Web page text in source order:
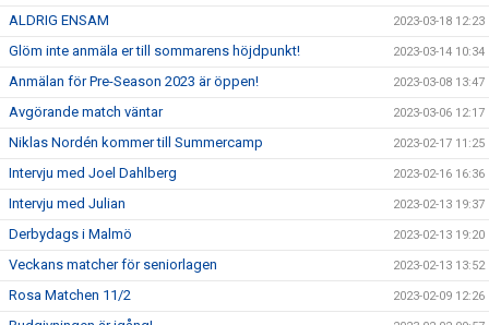
ALDRIG ENSAM 2023-03-18 12:23
Glöm inte anmäla er till sommarens höjdpunkt! 2023-03-14 10:34
Anmälan för Pre-Season 2023 är öppen! 2023-03-08 13:47
Avgörande match väntar 2023-03-06 12:17
Niklas Nordén kommer till Summercamp 2023-02-17 11:25
Intervju med Joel Dahlberg 2023-02-16 16:36
Intervju med Julian 2023-02-13 19:37
Derbydags i Malmö 2023-02-13 19:20
Veckans matcher för seniorlagen 2023-02-13 13:52
Rosa Matchen 11/2 2023-02-09 12:26